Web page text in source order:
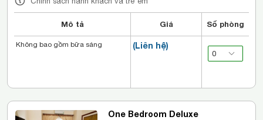
Mô tả Giá Số phòng
(Liên hệ)
Không bao gồm bữa sáng
One Bedroom Deluxe